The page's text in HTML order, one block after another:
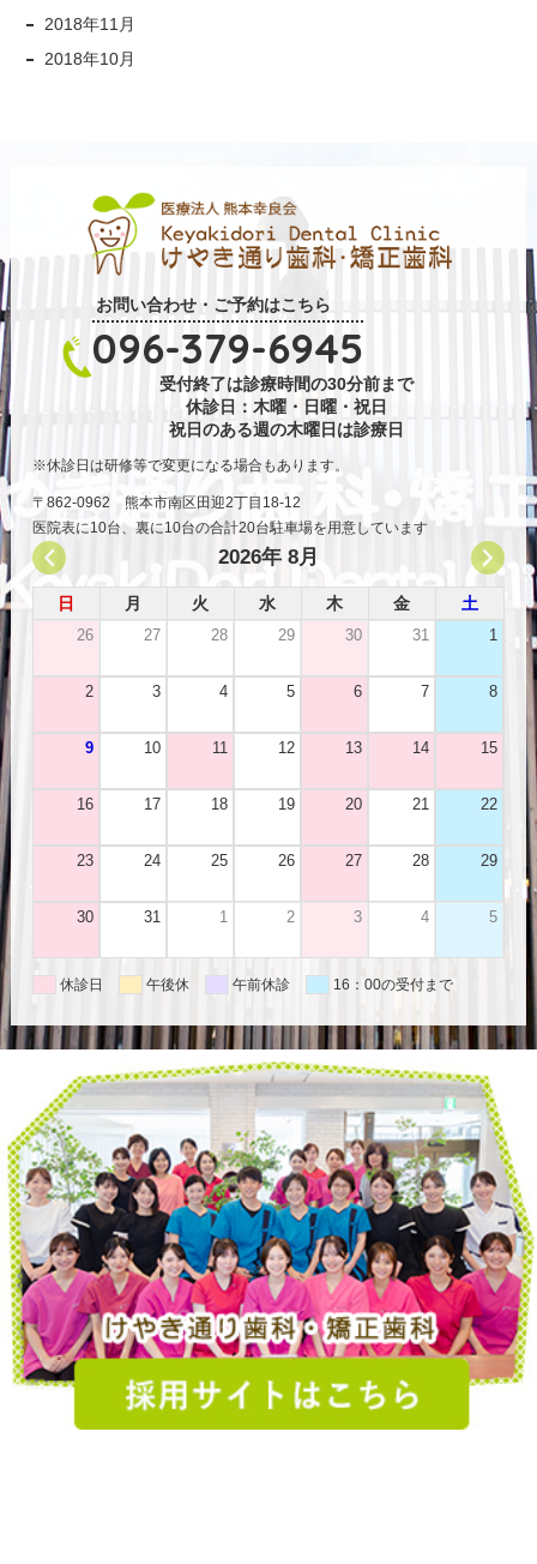
2018年11月
2018年10月
お問い合わせ・ご予約はこちら
096-379-6945
受付終了は診療時間の30分前まで
休診日：木曜・日曜・祝日
祝日のある週の木曜日は診療日
休診日は研修等で変更になる場合もあります。
〒862-0962 熊本市南区田迎2丁目18-12
医院表に10台、裏に10台の合計20台駐車場を用意しています
2026年 8月
日 月 火 水 木 金 土
26 27 28 29 30 31 1
2 3 4 5 6 7 8
9 10 11 12 13 14 15
16 17 18 19 20 21 22
23 24 25 26 27 28 29
30 31 1 2 3 4 5
休診日 午後休 午前休診 16：00の受付まで